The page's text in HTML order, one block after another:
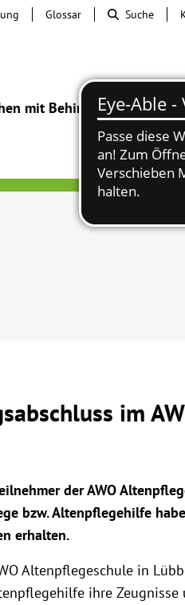
mit Behinderung
Glossar Suche
im
der AWO
bzw. Altenpflegehilfe
erhalten.
Altenpflegeschule in
ihre Zeugnisse